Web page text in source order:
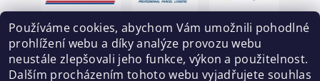
Používáme cookies, abychom Vám umožnili pohodlné
prohlížení webu a díky analýze provozu webu
neustále zlepšovali jeho funkce, výkon a použitelnost.
Dalším procházením tohoto webu vyjadřujete souhlas